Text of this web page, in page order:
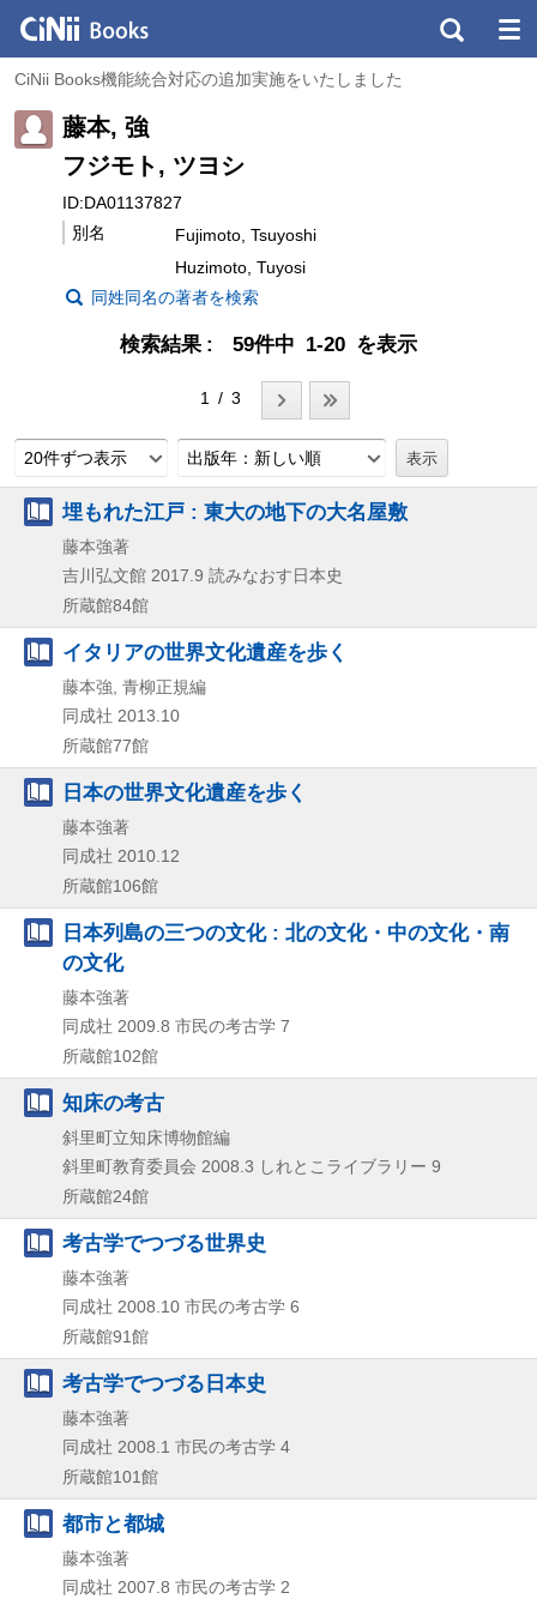
CiNii Books機能統合対応の追加実施をいたしました
藤本, 強
フジモト, ツヨシ
ID:DA01137827
別名
Fujimoto, Tsuyoshi
Huzimoto, Tuyosi
同姓同名の著者を検索
検索結果 59件中 1-20 を表示
1 / 3
20件ずつ表示 出版年：新しい順
埋もれた江戸 : 東大の地下の大名屋敷
藤本強著
吉川弘文館 2017.9 読みなおす日本史
所蔵館84館
イタリアの世界文化遺産を歩く
藤本強, 青柳正規編
同成社 2013.10
所蔵館77館
日本の世界文化遺産を歩く
藤本強著
同成社 2010.12
所蔵館106館
日本列島の三つの文化 : 北の文化・中の文化・南
の文化
藤本強著
同成社 2009.8 市民の考古学 7
所蔵館102館
知床の考古
斜里町立知床博物館編
斜里町教育委員会 2008.3 しれとこライブラリー 9
所蔵館24館
考古学でつづる世界史
藤本強著
同成社 2008.10 市民の考古学 6
所蔵館91館
考古学でつづる日本史
藤本強著
同成社 2008.1 市民の考古学 4
所蔵館101館
都市と都城
藤本強著
同成社 2007.8 市民の考古学 2